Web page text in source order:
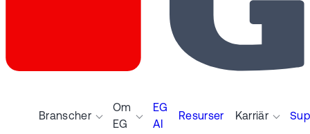
Branscher
Om
EG
EG
AI
Resurser Karriär